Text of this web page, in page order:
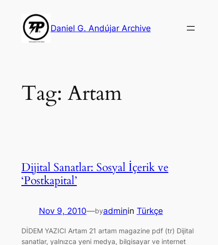
content
Daniel G. Andújar Archive
Tag: Artam
Dijital Sanatlar: Sosyal İçerik ve
‘Postkapital’
Nov 9, 2010—byadminin Türkçe
DİDEM YAZICI Artam 21 artam magazine pdf (tr) Dijital
sanatlar, yalnızca yeni medya, bilgisayar ve internet